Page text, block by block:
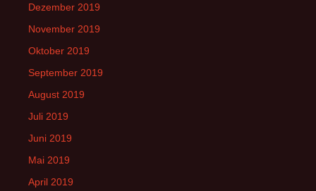
Dezember 2019
November 2019
Oktober 2019
September 2019
August 2019
Juli 2019
Juni 2019
Mai 2019
April 2019